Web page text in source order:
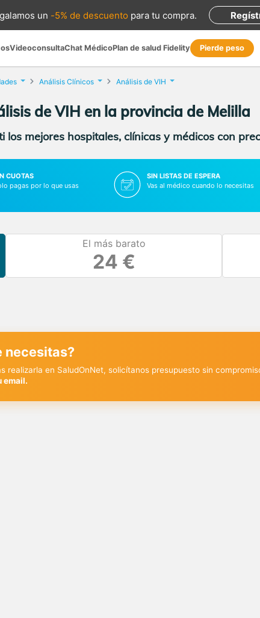
un -5% de descuento para tu compra.
VideoconsultaChat MédicoPlan de salud Fidelity Pierde peso
Análisis Clínicos Análisis de VIH
de VIH en la provincia de Melilla
los mejores hospitales, clínicas y médicos con
CUOTAS
pagas por lo que usas
SIN LISTAS DE ESPERA
Vas al médico cuando lo necesitas
El más barato
24 €
necesitas?
en SaludOnNet, solicítanos presupuesto sin
email.